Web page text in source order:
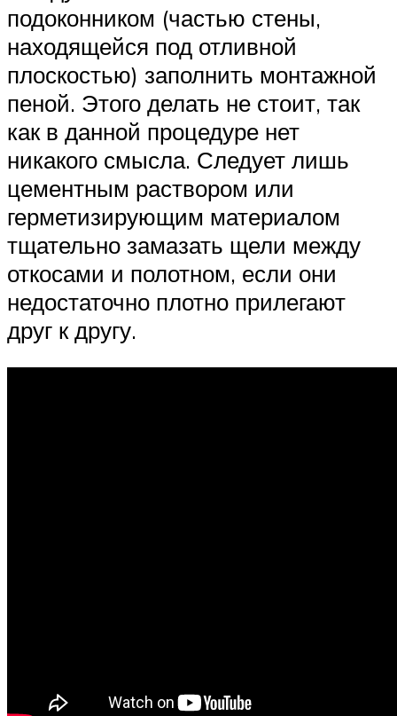
подоконником (частью стены,
находящейся под отливной
плоскостью) заполнить монтажной
пеной. Этого делать не стоит, так
как в данной процедуре нет
никакого смысла. Следует лишь
цементным раствором или
герметизирующим материалом
тщательно замазать щели между
откосами и полотном, если они
недостаточно плотно прилегают
друг к другу.